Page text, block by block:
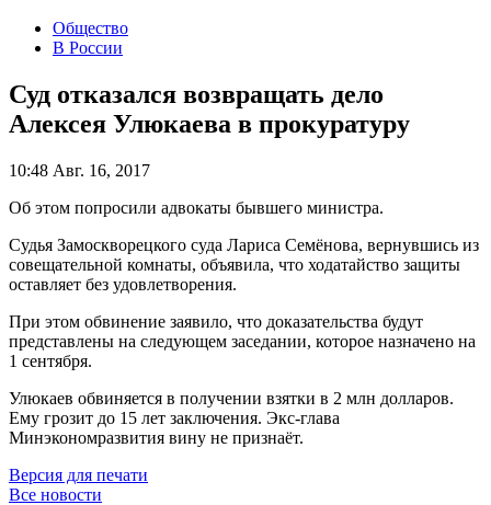
Общество
В России
Суд отказался возвращать дело
Алексея Улюкаева в прокуратуру
10:48 Авг. 16, 2017
Об этом попросили адвокаты бывшего министра.
Судья Замоскворецкого суда Лариса Семёнова, вернувшись из
совещательной комнаты, объявила, что ходатайство защиты
оставляет без удовлетворения.
При этом обвинение заявило, что доказательства будут
представлены на следующем заседании, которое назначено на
1 сентября.
Улюкаев обвиняется в получении взятки в 2 млн долларов.
Ему грозит до 15 лет заключения. Экс-глава
Минэкономразвития вину не признаёт.
Версия для печати
Все новости